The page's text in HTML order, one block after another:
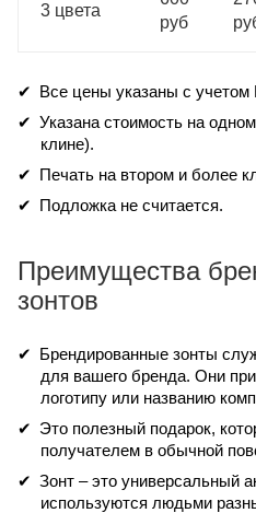
3 цвета
руб
Все цены указаны с
Указана стоимость на
клине).
Печать на втором и более
Подложка не считается.
Преимущества
зонтов
Брендированные зонты
для вашего бренда. Они
логотипу или названию
Это полезный подарок,
получателем в обычной
Зонт – это универсальный
используются людьми